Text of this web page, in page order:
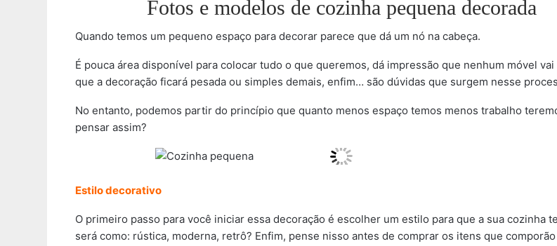
Fotos e modelos de cozinha pequena decorada
Quando temos um pequeno espaço para decorar parece que dá um nó na cabeça.
É pouca área disponível para colocar tudo o que queremos, dá impressão que nenhum móvel vai
que a decoração ficará pesada ou simples demais, enfim… são dúvidas que surgem nesse
No entanto, podemos partir do princípio que quanto menos espaço temos menos trabalho
pensar assim?
Estilo decorativo
O primeiro passo para você iniciar essa decoração é escolher um estilo para que a sua cozinha
será como: rústica, moderna, retrô? Enfim, pense nisso antes de comprar os itens que